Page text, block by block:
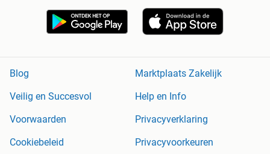
Blog
Marktplaats Zakelijk
Veilig en Succesvol
Help en Info
Voorwaarden
Privacyverklaring
Cookiebeleid
Privacyvoorkeuren